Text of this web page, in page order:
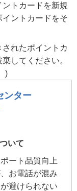
トカードを新規
ントカードをそ
れたポイントカ
してください。
)
ンター
いて
ート品質向上
お電話が混み
避けられない